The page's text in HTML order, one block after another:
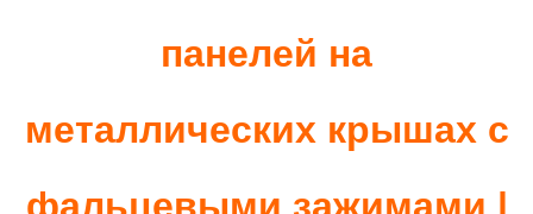
панелей на
металлических крышах с
фальцевыми зажимами |